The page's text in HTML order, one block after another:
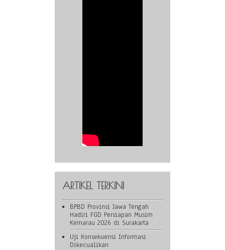
ARTIKEL TERKINI
BPBD Provinsi Jawa Tengah
Hadiri FGD Persiapan Musim
Kemarau 2026 di Surakarta
Uji Konsekuensi Informasi
Dikecualikan